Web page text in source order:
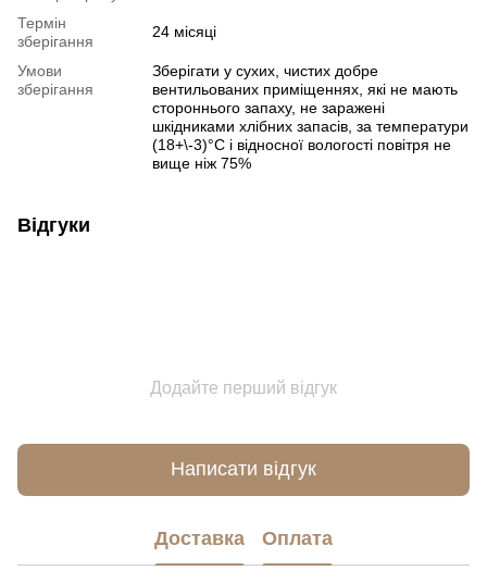
Термін
зберігання
24 місяці
Умови
зберігання
Зберігати у сухих, чистих добре
вентильованих приміщеннях, які не мають
стороннього запаху, не заражені
шкідниками хлібних запасів, за температури
(18+\-3)°С і відносної вологості повітря не
вище ніж 75%
Відгуки
Додайте перший відгук
Написати відгук
Доставка Оплата